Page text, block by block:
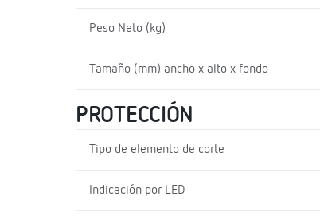
Peso Neto (kg)
Tamaño (mm) ancho x alto x fondo
PROTECCIÓN
Tipo de elemento de corte
Indicación por LED